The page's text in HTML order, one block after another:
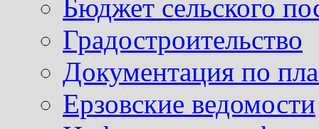
Бюджет сельского
Градостроительство
Документация по
Ерзовские ведомости